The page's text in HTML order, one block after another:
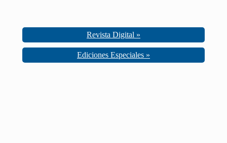
Revista Digital »
Ediciones Especiales »